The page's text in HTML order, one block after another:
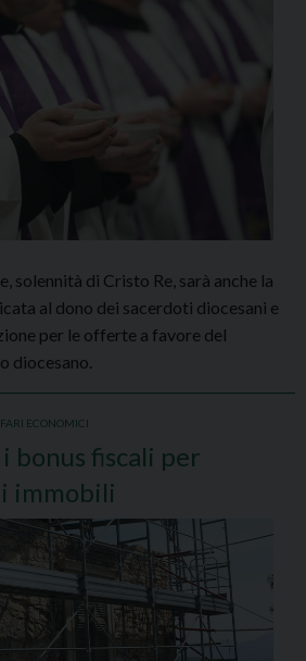
solennità di Cristo Re, sarà anche la
al dono dei sacerdoti diocesani e
per le offerte a favore del
diocesano.
ECONOMICI
bonus fiscali per
immobili